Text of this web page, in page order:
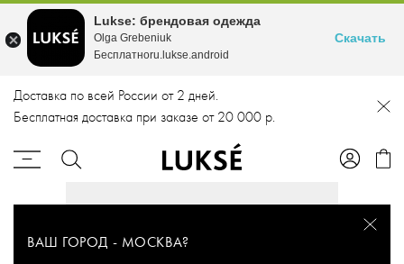
Доставка по всей России от 2 дней.
Бесплатная доставка при заказе от 20 000 р.
ВАШ ГОРОД - МОСКВА?
Lukse: брендовая одежда
Olga Grebeniuk
Бесплатноru.lukse.android
Скачать